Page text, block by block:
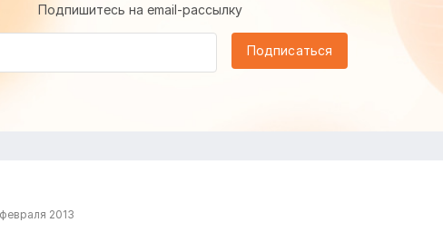
Подпишитесь на email-рассылку
Подписаться
февраля 2013